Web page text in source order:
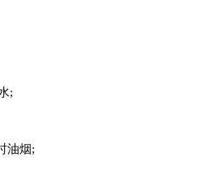
;
油烟;